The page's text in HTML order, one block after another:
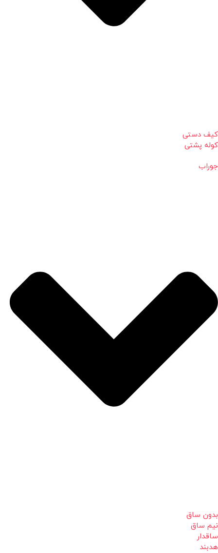
کیف دستی
کوله پشتی
جوراب
بدون ساق
نیم ساق
ساقدار
هدبند